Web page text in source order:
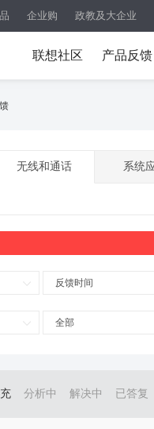
企业购 政教及大企业
联想社区 产品反馈
无线和通话 系统
反馈时间
全部
分析中 解决中 已答复